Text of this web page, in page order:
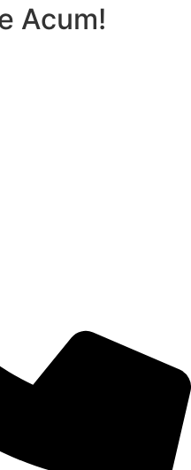
Acum!